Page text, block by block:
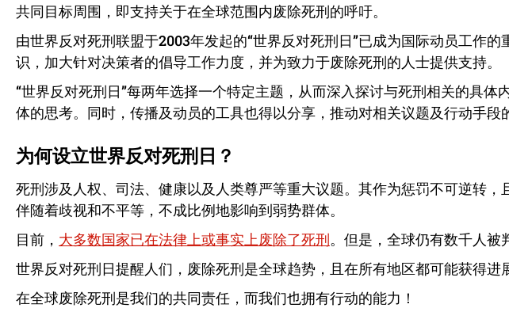
共同目标周围，即支持关于在全球范围内废除死刑的呼吁。
由世界反对死刑联盟于2003年发起的“世界反对死刑日”已成为国际动员工作
识，加大针对决策者的倡导工作力度，并为致力于废除死刑的人士提供支持。
“世界反对死刑日”每两年选择一个特定主题，从而深入探讨与死刑相关的具体
体的思考。同时，传播及动员的工具也得以分享，推动对相关议题及行动手段
为何设立世界反对死刑日？
死刑涉及人权、司法、健康以及人类尊严等重大议题。其作为惩罚不可逆转
伴随着歧视和不平等，不成比例地影响到弱势群体。
目前， 大多数国家已在法律上或事实上废除了死刑。但是，全球仍有数千人被
世界反对死刑日提醒人们，废除死刑是全球趋势，且在所有地区都可能获得进
在全球废除死刑是我们的共同责任，而我们也拥有行动的能力！